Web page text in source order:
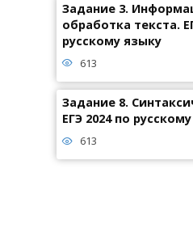
Задание 3.
обработка текста.
русскому языку
613
Задание 8.
ЕГЭ 2024 по
613